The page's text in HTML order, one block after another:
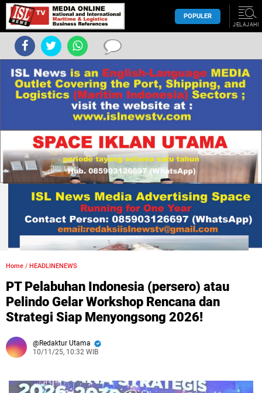
POPULER
JELAJAHI
Home / HEADLINENEWS
PT Pelabuhan Indonesia (persero) atau
Pelindo Gelar Workshop Rencana dan
Strategi Siap Menyongsong 2026!
Redaktur Utama
10/11/25, 10:32 WIB